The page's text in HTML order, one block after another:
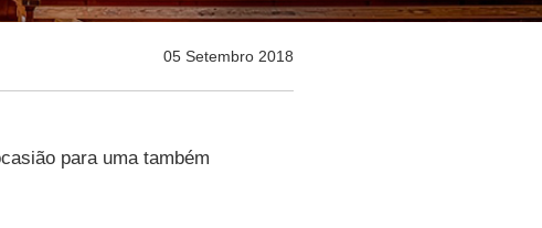
05 Setembro 2018
para uma também